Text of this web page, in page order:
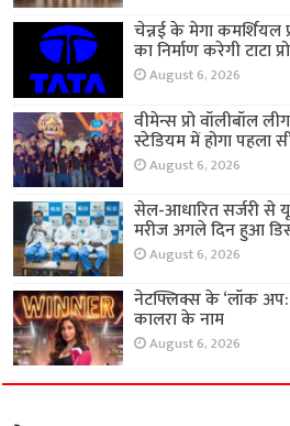
चेन्नई के मेगा कमर्शियल
का निर्माण करेगी टाटा
August 6, 2026
वीमेन्स प्रो वॉलीबॉल
स्टेडियम में होगा पहला
August 6, 2026
सेल-आधारित सर्जरी से
मरीज अगले दिन हुआ
August 6, 2026
नेटफ्लिक्स के ‘लॉक अप:
कालरा के नाम
August 6, 2026